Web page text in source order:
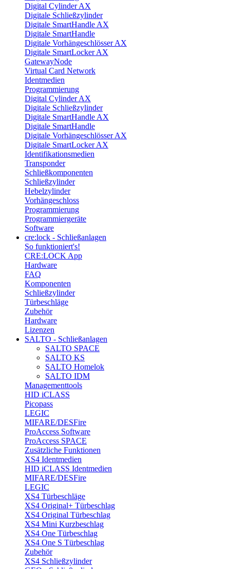
Digital Cylinder AX
Digitale Schließzylinder
Digitale SmartHandle AX
Digitale SmartHandle
Digitale Vorhängeschlösser AX
Digitale SmartLocker AX
GatewayNode
Virtual Card Network
Identmedien
Programmierung
Digital Cylinder AX
Digitale Schließzylinder
Digitale SmartHandle AX
Digitale SmartHandle
Digitale Vorhängeschlösser AX
Digitale SmartLocker AX
Identifikationsmedien
Transponder
Schließkomponenten
Schließzylinder
Hebelzylinder
Vorhängeschloss
Programmierung
Programmiergeräte
Software
cre:lock - Schließanlagen
So funktioniert's!
CRE:LOCK App
Hardware
FAQ
Komponenten
Schließzylinder
Türbeschläge
Zubehör
Hardware
Lizenzen
SALTO - Schließanlagen
SALTO SPACE
SALTO KS
SALTO Homelok
SALTO IDM
Managementtools
HID iCLASS
Picopass
LEGIC
MIFARE/DESFire
ProAccess Software
ProAccess SPACE
Zusätzliche Funktionen
XS4 Identmedien
HID iCLASS Identmedien
MIFARE/DESFire
LEGIC
XS4 Türbeschläge
XS4 Original+ Türbeschlag
XS4 Original Türbeschlag
XS4 Mini Kurzbeschlag
XS4 One Türbeschlag
XS4 One S Türbeschlag
Zubehör
XS4 Schließzylinder